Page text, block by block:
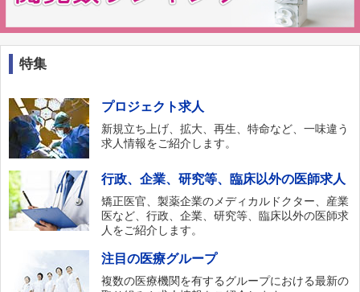
特集
プロジェクト求人
新規立ち上げ、拡大、再生、特命など、一味違う
求人情報をご紹介します。
行政、企業、研究等、臨床以外の医師求人
矯正医官、製薬企業のメディカルドクター、産業
医など、行政、企業、研究等、臨床以外の医師求
人をご紹介します。
注目の医療グループ
複数の医療機関を有するグループにおける最新の